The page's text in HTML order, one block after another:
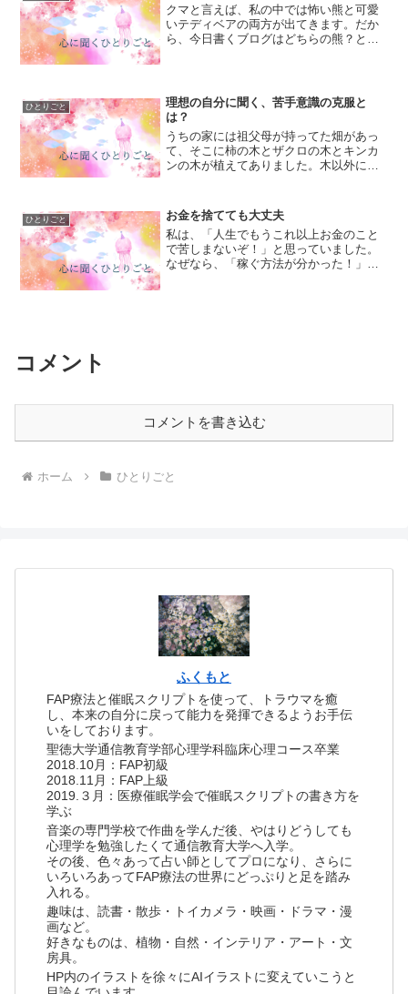
クマと言えば、私の中では怖い熊と可愛
いテディベアの両方が出てきます。だか
ら、今日書くブログはどちらの熊？と思
時に思い出すのは、『真説...
ひとりごと
理想の自分に聞く、苦手意識の克服と
は？
うちの家には祖父母が持ってた畑があっ
て、そこに柿の木とザクロの木とキンカ
ンの木が植えてありました。木以外にも
いました。中でも柿の木の収穫は我が家
のお祭りみたいなものだっ...
ひとりごと
お金を捨てても大丈夫
私は、「人生でもうこれ以上お金のこと
で苦しまないぞ！」と思っていました。
なぜなら、「稼ぐ方法が分かった！」と
コメント
コメントを書き込む
ホーム ひとりごと
ふくもと
FAP療法と催眠スクリプトを使って、トラウマを癒
し、本来の自分に戻って能力を発揮できるようお手伝
いをしております。
聖徳大学通信教育学部心理学科臨床心理コース卒業
2018.10月：FAP初級
2018.11月：FAP上級
2019.３月：医療催眠学会で催眠スクリプトの書き方を
学ぶ
音楽の専門学校で作曲を学んだ後、やはりどうしても
心理学を勉強したくて通信教育大学へ入学。
その後、色々あって占い師としてプロになり、さらに
いろいろあってFAP療法の世界にどっぷりと足を踏み
入れる。
趣味は、読書・散歩・トイカメラ・映画・ドラマ・漫
画など。
好きなものは、植物・自然・インテリア・アート・文
房具。
HP内のイラストを徐々にAIイラストに変えていこうと